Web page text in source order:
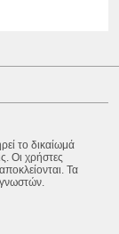
το δικαίωμά
Οι χρήστες
Τα